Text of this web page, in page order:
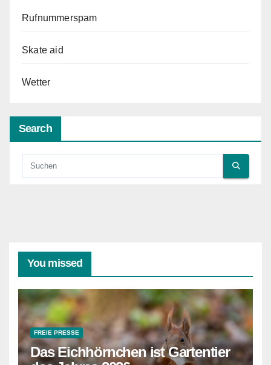
Rufnummerspam
Skate aid
Wetter
Search
You missed
FREIE PRESSE
Das Eichhörnchen ist Gartentier